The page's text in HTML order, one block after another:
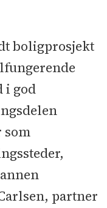
boligprosjekt
i god
partner